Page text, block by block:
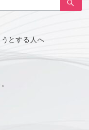
とする人へ